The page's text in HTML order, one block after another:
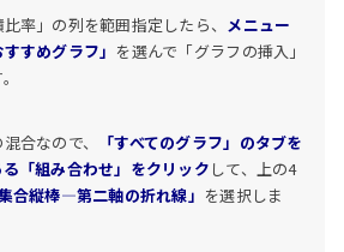
率」の列を範囲指定したら、 メニュー
すめグラフ」 を選んで「グラフの挿入」
合なので、
「すべてのグラフ」のタブを
「組み合わせ」をクリック して、上の4
集合縦棒―第二軸の折れ線」 を選択しま